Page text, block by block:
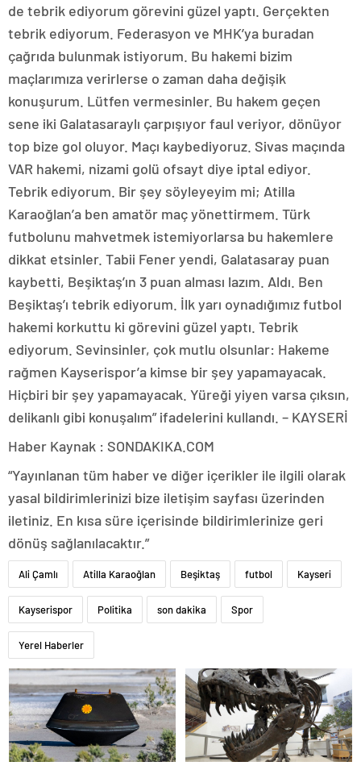
de tebrik ediyorum görevini güzel yaptı. Gerçekten
tebrik ediyorum. Federasyon ve MHK’ya buradan
çağrıda bulunmak istiyorum. Bu hakemi bizim
maçlarımıza verirlerse o zaman daha değişik
konuşurum. Lütfen vermesinler. Bu hakem geçen
sene iki Galatasaraylı çarpışıyor faul veriyor, dönüyor
top bize gol oluyor. Maçı kaybediyoruz. Sivas maçında
VAR hakemi, nizami golü ofsayt diye iptal ediyor.
Tebrik ediyorum. Bir şey söyleyeyim mi; Atilla
Karaoğlan’a ben amatör maç yönettirmem. Türk
futbolunu mahvetmek istemiyorlarsa bu hakemlere
dikkat etsinler. Tabii Fener yendi, Galatasaray puan
kaybetti, Beşiktaş’ın 3 puan alması lazım. Aldı. Ben
Beşiktaş’ı tebrik ediyorum. İlk yarı oynadığımız futbol
hakemi korkuttu ki görevini güzel yaptı. Tebrik
ediyorum. Sevinsinler, çok mutlu olsunlar: Hakeme
rağmen Kayserispor’a kimse bir şey yapamayacak.
Hiçbiri bir şey yapamayacak. Yüreği yiyen varsa çıksın,
delikanlı gibi konuşalım” ifadelerini kullandı. – KAYSERİ
Haber Kaynak : SONDAKIKA.COM
“Yayınlanan tüm haber ve diğer içerikler ile ilgili olarak
yasal bildirimlerinizi bize iletişim sayfası üzerinden
iletiniz. En kısa süre içerisinde bildirimlerinize geri
dönüş sağlanılacaktır.”
Ali Çamlı Atilla Karaoğlan Beşiktaş futbol Kayseri
Kayserispor Politika son dakika Spor
Yerel Haberler